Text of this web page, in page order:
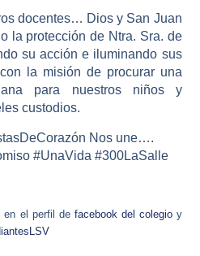
docentes… Dios y San Juan
la protección de Ntra. Sra. de
su acción e iluminando sus
la misión de procurar una
para nuestros niños y
custodios.
Nos une….
#UnaVida #300LaSalle
en el perfil de facebook del colegioy